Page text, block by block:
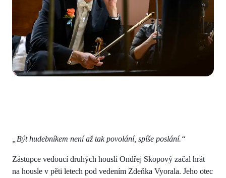
„Být hudebníkem není až tak povolání, spíše poslání.“
Zástupce vedoucí druhých houslí Ondřej Skopový začal hrát
na housle v pěti letech pod vedením Zdeňka Vyorala. Jeho otec